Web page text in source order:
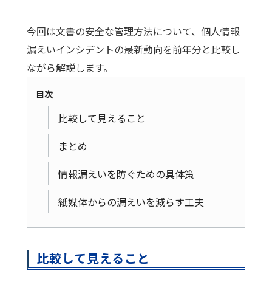
今回は文書の安全な管理方法について、個人情報
漏えいインシデントの最新動向を前年分と比較し
ながら解説します。
目次
比較して見えること
まとめ
情報漏えいを防ぐための具体策
紙媒体からの漏えいを減らす工夫
比較して見えること